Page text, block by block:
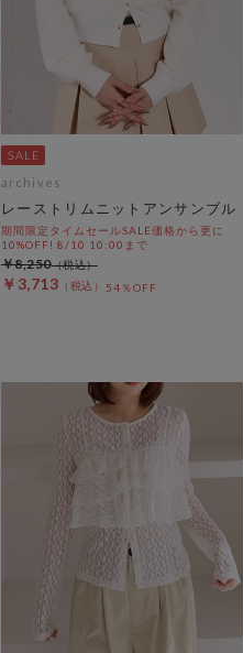
archives
レーストリムニットアンサンブル
期間限定タイムセールSALE価格から更に
10%OFF! 8/10 10:00まで
￥3,713 54％OFF
￥8,250